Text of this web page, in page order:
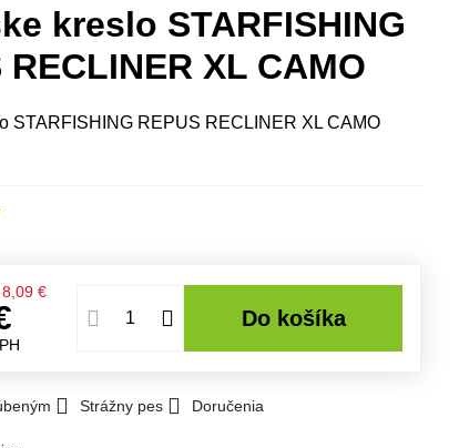
kreslo STARFISHING
RECLINER XL CAMO
STARFISHING REPUS RECLINER XL CAMO
8,09 €
Do košíka
Strážny pes Doručenia